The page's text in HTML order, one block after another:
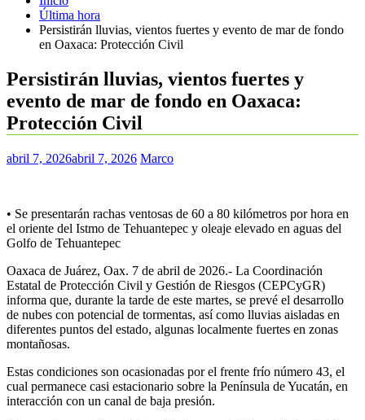
Última hora
Persistirán lluvias, vientos fuertes y evento de mar de fondo
en Oaxaca: Protección Civil
Persistirán lluvias, vientos fuertes y
evento de mar de fondo en Oaxaca:
Protección Civil
abril 7, 2026abril 7, 2026 Marco
• Se presentarán rachas ventosas de 60 a 80 kilómetros por hora en
el oriente del Istmo de Tehuantepec y oleaje elevado en aguas del
Golfo de Tehuantepec
Oaxaca de Juárez, Oax. 7 de abril de 2026.- La Coordinación
Estatal de Protección Civil y Gestión de Riesgos (CEPCyGR)
informa que, durante la tarde de este martes, se prevé el desarrollo
de nubes con potencial de tormentas, así como lluvias aisladas en
diferentes puntos del estado, algunas localmente fuertes en zonas
montañosas.
Estas condiciones son ocasionadas por el frente frío número 43, el
cual permanece casi estacionario sobre la Península de Yucatán, en
interacción con un canal de baja presión.